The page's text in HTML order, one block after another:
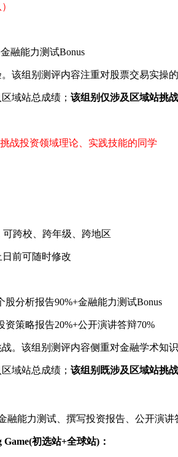
融能力测试Bonus
该组别测评内容注重对股票交易实操
域站总成绩； 该组别仅涉及区域站挑
战投资领域理论、实践技能的同学
跨校、跨年级、跨地区
前可随时修改
股分析报告90%+金融能力测试Bonus
资策略报告20%+公开演讲答辩70%
。该组别测评内容侧重对金融学术知
域站总成绩； 该组别既涉及区域站挑
融能力测试、撰写投资报告、公开演
初选站+全球站)：